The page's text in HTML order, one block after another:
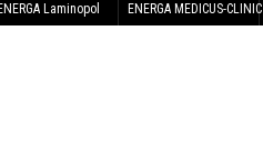
ENERGA Laminopol ENERGA MEDICUS-CLINIC